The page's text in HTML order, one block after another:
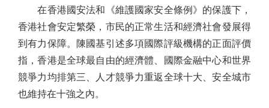
在香港國安法和《維護國家安全條例》的保護下，
香港社會安定繁榮，市民的正常生活和經濟社會發展得
到有力保障。陳國基引述多項國際評級機構的正面評價
指，香港是全球最自由的經濟體、國際金融中心和世界
競爭力均排第三、人才競爭力重返全球十大、安全城市
也維持在十強之內。